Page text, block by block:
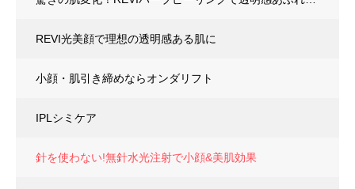
REVI光美顔で理想の透明感ある肌に
小顔・肌引き締めならオンダリフト
IPLシミケア
針を使わない!無針水光注射で小顔&美肌効果